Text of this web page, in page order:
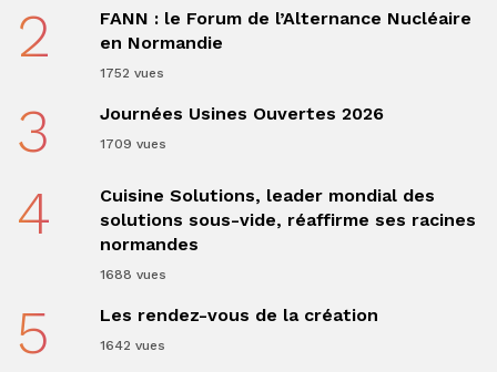
2
FANN : le Forum de l’Alternance Nucléaire
en Normandie
1752 vues
3 Journées Usines Ouvertes 2026
1709 vues
4
Cuisine Solutions, leader mondial des
solutions sous-vide, réaffirme ses racines
normandes
1688 vues
5 Les rendez-vous de la création
1642 vues